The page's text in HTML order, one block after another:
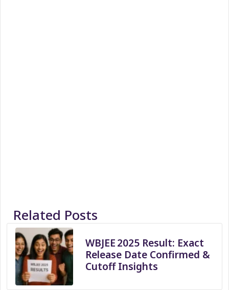
Related Posts
WBJEE 2025 Result: Exact
Release Date Confirmed &
Cutoff Insights